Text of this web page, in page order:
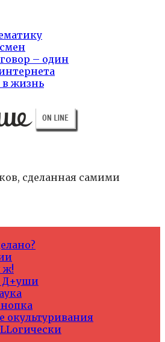
– один
жизнь
сделанная самими
ж!
Д+уши
окультуривания